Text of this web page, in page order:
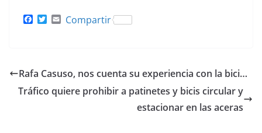
o
k
T
r
Compartir
Rafa Casuso, nos cuenta su experiencia con la bici…
Tráfico quiere prohibir a patinetes y bicis circular y
estacionar en las aceras